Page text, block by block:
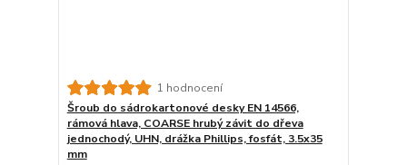
1 hodnocení
Šroub do sádrokartonové desky EN 14566,
rámová hlava, COARSE hrubý závit do dřeva
jednochodý, UHN, drážka Phillips, fosfát, 3.5x35
mm